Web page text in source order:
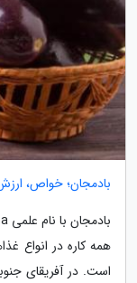
بادمجان؛ خواص،
همه کاره در انواع